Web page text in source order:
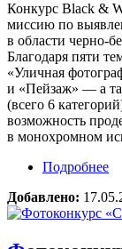
Конкурс Black &
миссию по
в области черно-
Благодаря пяти
«Уличная
и «Пейзаж» — а
(всего 6
возможность
в монохромном
Подробнее
Добавлено: